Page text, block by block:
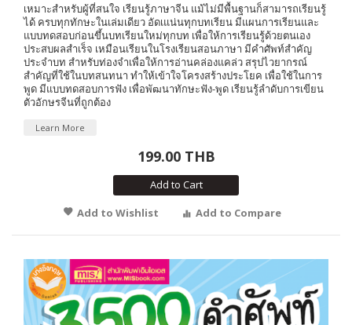
เหมาะสำหรับผู้ที่สนใจ เรียนรู้ภาษาจีน แม้ไม่มีพื้นฐานก็สามารถเรียนรู้
ได้ ครบทุกทักษะในเล่มเดียว อัดเแน่นทุกบทเรียน มีแผนการเรียนและ
แบบทดสอบก่อนขึ้นบทเรียนใหม่ทุกบท เพื่อให้การเรียนรู้ด้วยตนเอง
ประสบผลสำเร็จ เหมือนเรียนในโรงเรียนสอนภาษา มีคำศัพท์สำคัญ
ประจำบท สำหรับท่องจำเพื่อให้การอ่านคล่องแคล่ว สรุปไวยากรณ์
สำคัญที่ใช้ในบทสนทนา ทำให้เข้าใจโครงสร้างประโยค เพื่อใช้ในการ
พูด มีแบบทดสอบการฟัง เพื่อพัฒนาทักษะฟัง-พูด เรียนรู้ลำดับการเขียน
ตัวอักษรจีนที่ถูกต้อง
Learn More
199.00 THB
Add to Cart
Add to Wishlist
Add to Compare